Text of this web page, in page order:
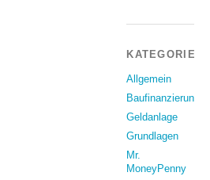
KATEGORIEN
Allgemein
Baufinanzierung
Geldanlage
Grundlagen
Mr.
MoneyPenny